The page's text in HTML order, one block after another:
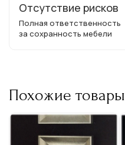
Отсутствие рисков
Полная ответственность
за сохранность мебели
Похожие товары